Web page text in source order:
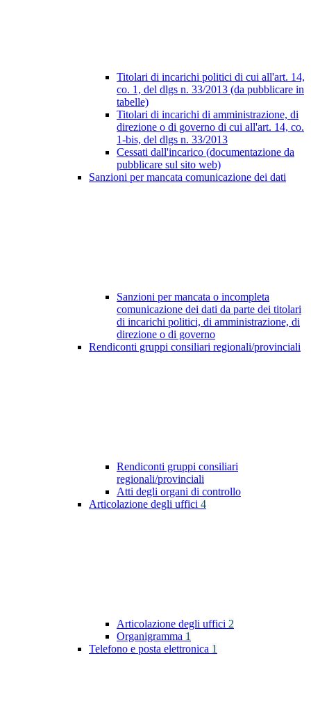
Titolari di incarichi politici di cui all'art. 14,
co. 1, del dlgs n. 33/2013 (da pubblicare in
tabelle)
Titolari di incarichi di amministrazione, di
direzione o di governo di cui all'art. 14, co.
1-bis, del dlgs n. 33/2013
Cessati dall'incarico (documentazione da
pubblicare sul sito web)
Sanzioni per mancata comunicazione dei dati
Sanzioni per mancata o incompleta
comunicazione dei dati da parte dei titolari
di incarichi politici, di amministrazione, di
direzione o di governo
Rendiconti gruppi consiliari regionali/provinciali
Rendiconti gruppi consiliari
regionali/provinciali
Atti degli organi di controllo
Articolazione degli uffici 4
Articolazione degli uffici 2
Organigramma 1
Telefono e posta elettronica 1